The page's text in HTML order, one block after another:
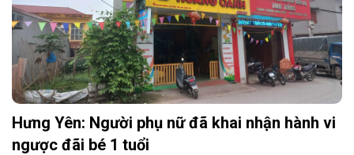
Hưng Yên: Người phụ nữ đã khai nhận hành vi
ngược đãi bé 1 tuổi